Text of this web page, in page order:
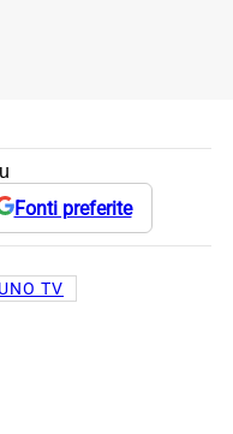
Fonti preferite
TV